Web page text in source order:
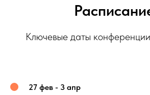
Ключевые даты
27 фев - 3 апр